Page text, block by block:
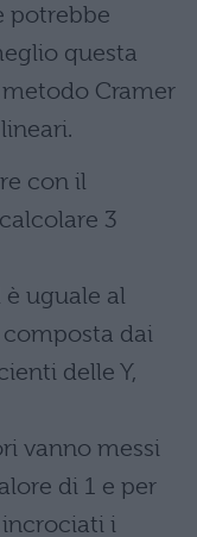
potrebbe
questa
Cramer
con il
3
è uguale al
dai
delle Y,
vanno messi
di 1 e per
i